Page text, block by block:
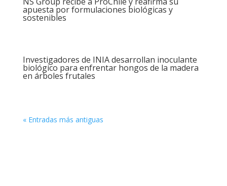
apuesta por formulaciones biológicas y
sostenibles
Investigadores de INIA desarrollan inoculante
biológico para enfrentar hongos de la madera
en árboles frutales
« Entradas más antiguas